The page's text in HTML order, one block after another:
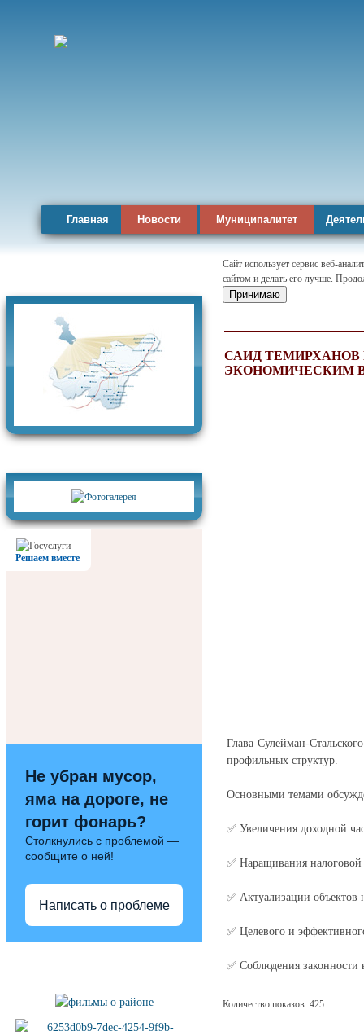
Главная Новости Муниципалитет
Решаем вместе
Не убран мусор,
яма на дороге, не
горит фонарь?
Столкнулись с проблемой —
сообщите о ней!
Написать о проблеме
Сайт использует сервис веб-
сайтом и делать его лучше.
Принимаю
САИД
ЭКОНОМИЧЕСКИМ
Глава Сулейман-
профильных структур.
Основными темами
✅ Увеличения доходной
✅ Наращивания налоговой
✅ Актуализации
✅ Целевого и
✅ Соблюдения законности
Количество показов: 425